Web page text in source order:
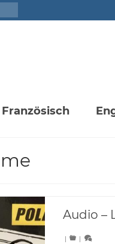
Französisch
Audio –
| |